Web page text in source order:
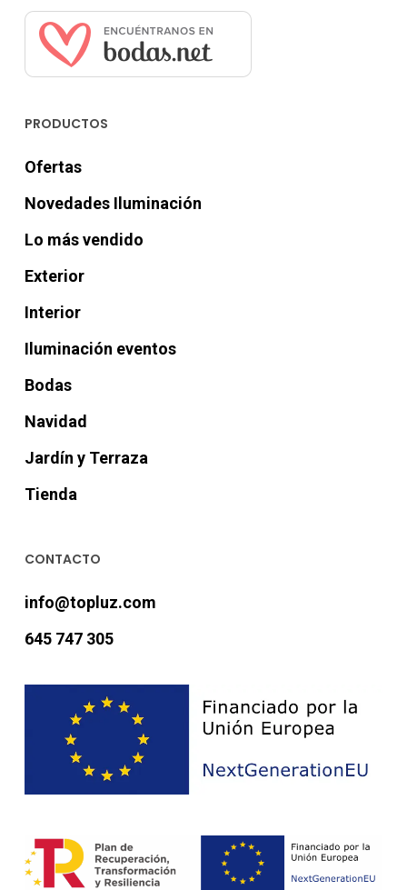
PRODUCTOS
Ofertas
Novedades Iluminación
Lo más vendido
Exterior
Interior
Iluminación eventos
Bodas
Navidad
Jardín y Terraza
Tienda
CONTACTO
info@topluz.com
645 747 305